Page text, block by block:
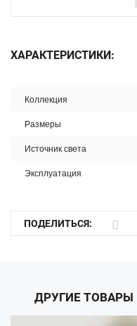
ХАРАКТЕРИСТИКИ:
Коллекция
Размеры
Источник света
Эксплуатация
ПОДЕЛИТЬСЯ:
ДРУГИЕ ТОВАРЫ